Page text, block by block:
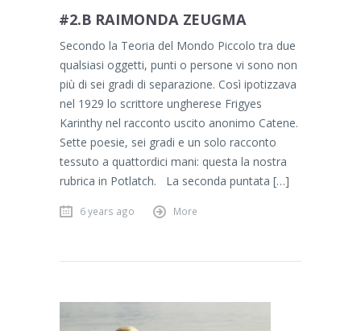
#2.B RAIMONDA ZEUGMA
Secondo la Teoria del Mondo Piccolo tra due
qualsiasi oggetti, punti o persone vi sono non
più di sei gradi di separazione. Così ipotizzava
nel 1929 lo scrittore ungherese Frigyes
Karinthy nel racconto uscito anonimo Catene.
Sette poesie, sei gradi e un solo racconto
tessuto a quattordici mani: questa la nostra
rubrica in Potlatch. La seconda puntata […]
6 years ago More